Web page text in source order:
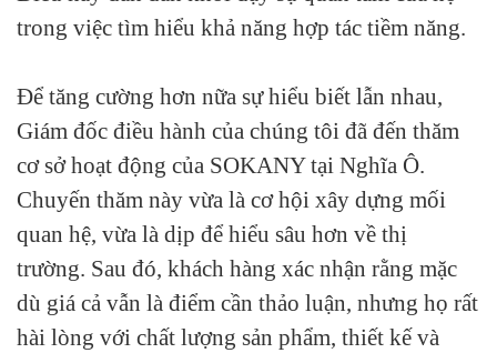
trong việc tìm hiểu khả năng hợp tác tiềm năng.
Để tăng cường hơn nữa sự hiểu biết lẫn nhau,
Giám đốc điều hành của chúng tôi đã đến thăm
cơ sở hoạt động của SOKANY tại Nghĩa Ô.
Chuyến thăm này vừa là cơ hội xây dựng mối
quan hệ, vừa là dịp để hiểu sâu hơn về thị
trường. Sau đó, khách hàng xác nhận rằng mặc
dù giá cả vẫn là điểm cần thảo luận, nhưng họ rất
hài lòng với chất lượng sản phẩm, thiết kế và